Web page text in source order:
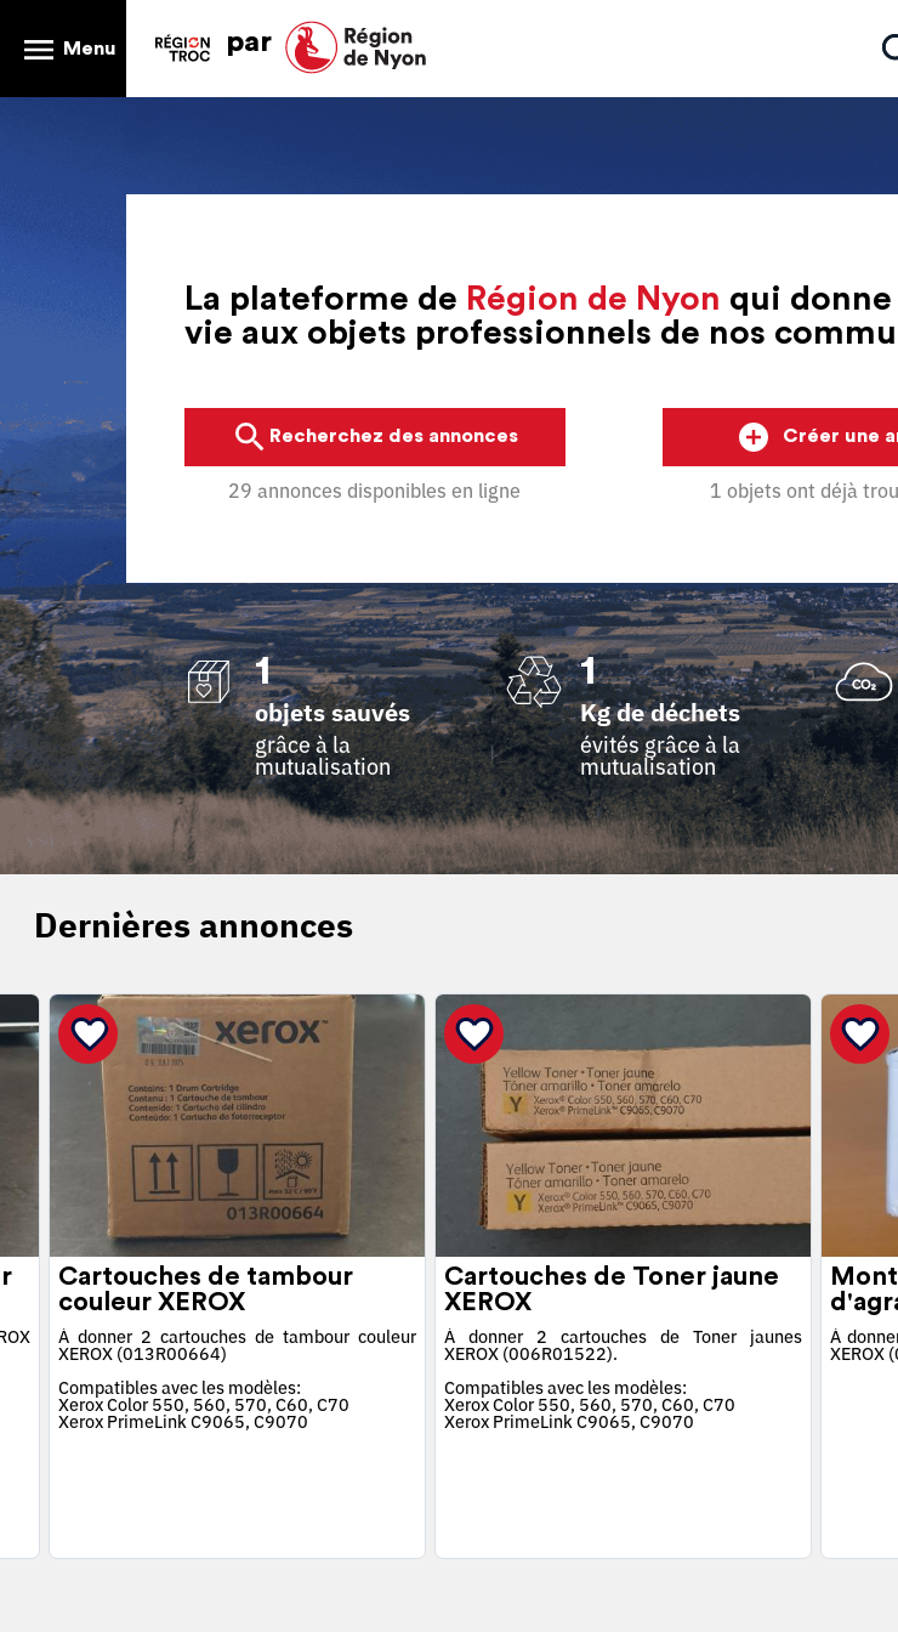
Menu par
La plateforme de Région de Nyon qui donne
vie aux objets professionnels de nos
Recherchez des annonces
29 annonces disponibles en ligne
Créer une
1 objets ont déjà
1
objets sauvés
grâce à la
mutualisation
1
Kg de déchets
évités grâce à la
mutualisation
Dernières annonces
Cartouches de tambour
couleur XEROX
À donner 2 cartouches de tambour couleur
XEROX (013R00664)
Compatibles avec les modèles:
Xerox Color 550, 560, 570, C60, C70
Xerox PrimeLink C9065, C9070
Cartouches de Toner jaune
XEROX
À donner 2 cartouches de Toner jaunes
XEROX (006R01522).
Compatibles avec les modèles:
Xerox Color 550, 560, 570, C60, C70
Xerox PrimeLink C9065, C9070
À
XEROX